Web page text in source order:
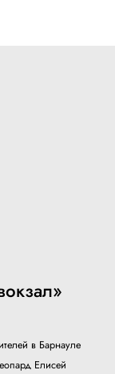
в Барнауле
Елисей